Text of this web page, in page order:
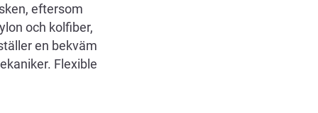
eftersom
och kolfiber,
en bekväm
Flexible